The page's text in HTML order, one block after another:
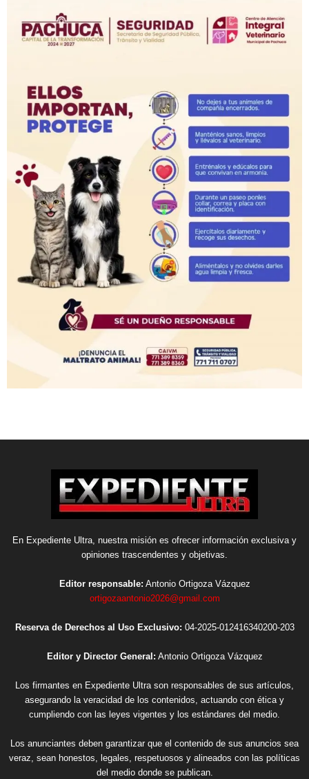
En Expediente Ultra, nuestra misión es ofrecer información exclusiva y
opiniones trascendentes y objetivas.
Editor responsable: Antonio Ortigoza Vázquez
ortigozaantonio2026@gmail.com
Reserva de Derechos al Uso Exclusivo: 04-2025-012416340200-203
Editor y Director General: Antonio Ortigoza Vázquez
Los firmantes en Expediente Ultra son responsables de sus artículos,
asegurando la veracidad de los contenidos, actuando con ética y
cumpliendo con las leyes vigentes y los estándares del medio.
Los anunciantes deben garantizar que el contenido de sus anuncios sea
veraz, sean honestos, legales, respetuosos y alineados con las políticas
del medio donde se publican.